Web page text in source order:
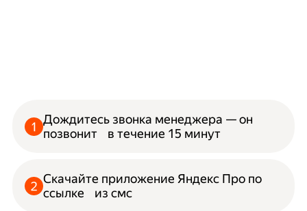
Дождитесь звонка менеджера — он
позвонит в течение 15 минут
Скачайте приложение Яндекс Про по
ссылке из смс